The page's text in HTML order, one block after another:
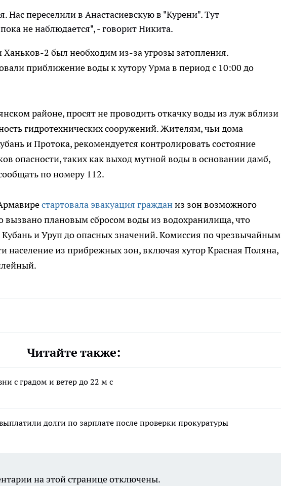
Нас переселили в Анастасиевскую в "Курени". Тут
не наблюдается", - говорит Никита.
2 был необходим из-за угрозы затопления.
приближение воды к хутору Урма в период с 10:00 до
районе, просят не проводить откачку воды из луж вблизи
гидротехнических сооружений. Жителям, чьи дома
и Протока, рекомендуется контролировать состояние
опасности, таких как выход мутной воды в основании дамб,
по номеру 112.
стартовала эвакуация гражданиз зон возможного
вызвано плановым сбросом воды из водохранилища, что
Кубань и Уруп до опасных значений. Комиссия по чрезвычайным
население из прибрежных зон, включая хутор Красная Поляна,
Читайте также:
с градом и ветер до 22 м с
долги по зарплате после проверки прокуратуры
на этой странице отключены.